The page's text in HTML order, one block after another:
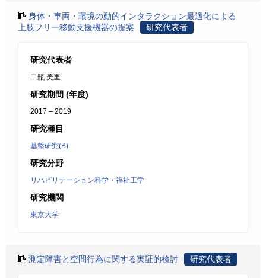
身体・車両・環境の動的インタラクション最適化による
上肢フリー移動支援機器の提案
研究代表者
研究代表者
二瓶 美里
研究期間 (年度)
2017 – 2019
研究種目
基盤研究(B)
研究分野
リハビリテーション科学・福祉工学
研究機関
東京大学
測定障害と空間行為に関する実証的検討 研究代表者